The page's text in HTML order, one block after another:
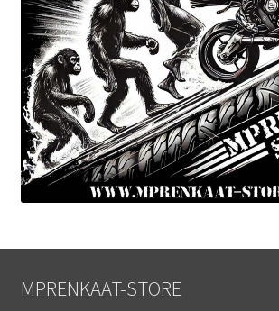
MPRENKAAT-STORE